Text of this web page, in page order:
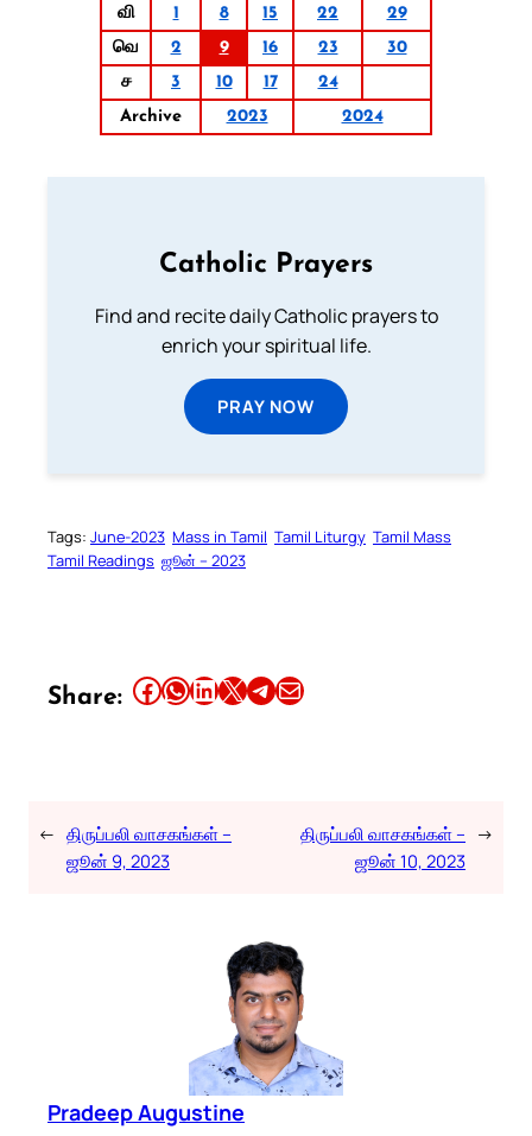
வி
1 8 15 22
29
வெ
2 9 16 23
30
ச
3 10 17
24
Archive
2023 2024
Catholic Prayers
Find and recite daily Catholic prayers to
enrich your spiritual life.
PRAY NOW
Tags: June-2023 Mass in Tamil Tamil Liturgy Tamil Mass
Tamil Readings ஜூன் – 2023
Share: Share this article on Facebook Share this article on WhatsApp Share this article on LinkedIn Share this article on X Share this article on TelegramEmail this Article
← திருப்பலி வாசகங்கள் –
ஜூன் 9, 2023
திருப்பலி வாசகங்கள் –
ஜூன் 10, 2023
→
Pradeep Augustine